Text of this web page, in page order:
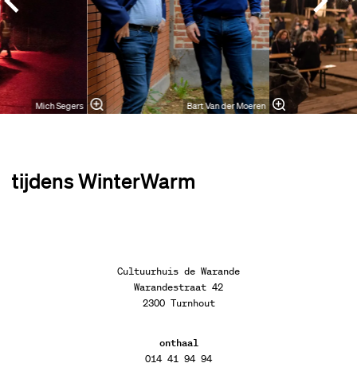
Mich Segers Bart Van der Moeren
tijdens WinterWarm
Cultuurhuis de Warande
Warandestraat 42
2300 Turnhout
onthaal
014 41 94 94